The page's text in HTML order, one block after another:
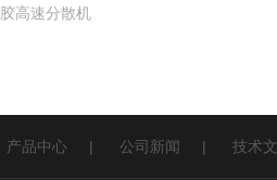
高速分散机
产品中心 | 公司新闻 | 技术